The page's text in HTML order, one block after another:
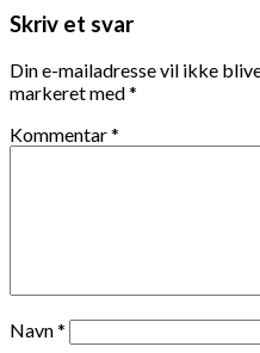
Skriv et svar
Din e-mailadresse vil ikke
markeret med*
Kommentar*
Navn*